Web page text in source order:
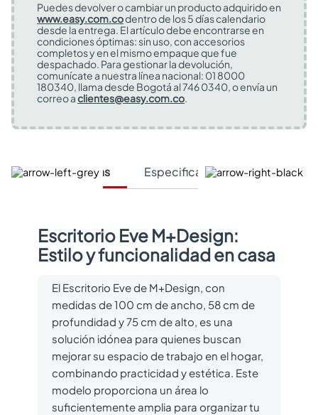
Puedes devolver o cambiar un producto adquirido en
www.easy.com.codentro de los 5 días calendario
desde la entrega. El artículo debe encontrarse en
condiciones óptimas: sin uso, con accesorios
completos y en el mismo empaque que fue
despachado. Para gestionar la devolución,
comunícate a nuestra línea nacional: 01 8000
180340, llama desde Bogotá al 746 0340, o envía un
correo aclientes@easy.com.co.
Características Especificaciones Técnicas
Escritorio Eve M+Design:
Estilo y funcionalidad en casa
El Escritorio Eve de M+Design, con
medidas de 100 cm de ancho, 58 cm de
profundidad y 75 cm de alto, es una
solución idónea para quienes buscan
mejorar su espacio de trabajo en el hogar,
combinando practicidad y estética. Este
modelo proporciona un área lo
suficientemente amplia para organizar tu